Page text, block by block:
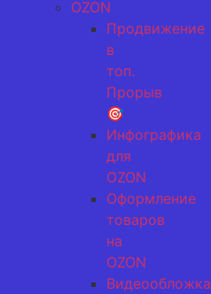
OZON
Продвижение
в
топ.
Прорыв
🎯
Инфографика
для
OZON
Оформление
товаров
на
OZON
Видеообложка